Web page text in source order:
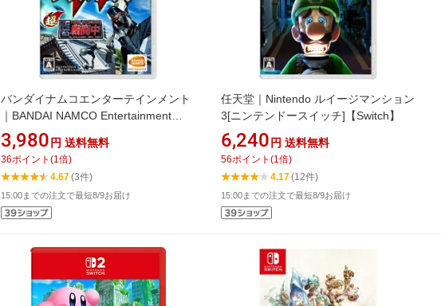
バンダイナムコエンターテインメント
｜BANDAI NAMCO Entertainment
超・逃走中＆超・戦闘中 ダブルパック
[ニンテンドースイッチ ソフト]
【Switch】
3,980 円 送料無料
36ポイント (1 倍)
4.67(3件)
15:00までの注文で最短8/9お届け
任天堂｜Nintendo ルイージマンション
3[ニンテンドースイッチ]【Switch】
6,240 円 送料無料
56ポイント (1 倍)
4.17(12件)
15:00までの注文で最短8/9お届け